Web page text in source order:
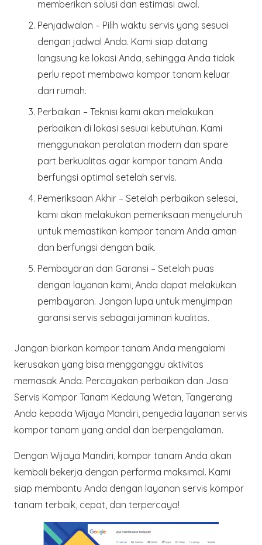
memberikan solusi dan estimasi awal.
Penjadwalan – Pilih waktu servis yang sesuai
dengan jadwal Anda. Kami siap datang
langsung ke lokasi Anda, sehingga Anda tidak
perlu repot membawa kompor tanam keluar
dari rumah.
Perbaikan – Teknisi kami akan melakukan
perbaikan di lokasi sesuai kebutuhan. Kami
menggunakan peralatan modern dan spare
part berkualitas agar kompor tanam Anda
berfungsi optimal setelah servis.
Pemeriksaan Akhir – Setelah perbaikan selesai,
kami akan melakukan pemeriksaan menyeluruh
untuk memastikan kompor tanam Anda aman
dan berfungsi dengan baik.
Pembayaran dan Garansi – Setelah puas
dengan layanan kami, Anda dapat melakukan
pembayaran. Jangan lupa untuk menyimpan
garansi servis sebagai jaminan kualitas.
Jangan biarkan kompor tanam Anda mengalami
kerusakan yang bisa mengganggu aktivitas
memasak Anda. Percayakan perbaikan dan Jasa
Servis Kompor Tanam Kedaung Wetan, Tangerang
Anda kepada Wijaya Mandiri, penyedia layanan servis
kompor tanam yang andal dan berpengalaman.
Dengan Wijaya Mandiri, kompor tanam Anda akan
kembali bekerja dengan performa maksimal. Kami
siap membantu Anda dengan layanan servis kompor
tanam terbaik, cepat, dan terpercaya!